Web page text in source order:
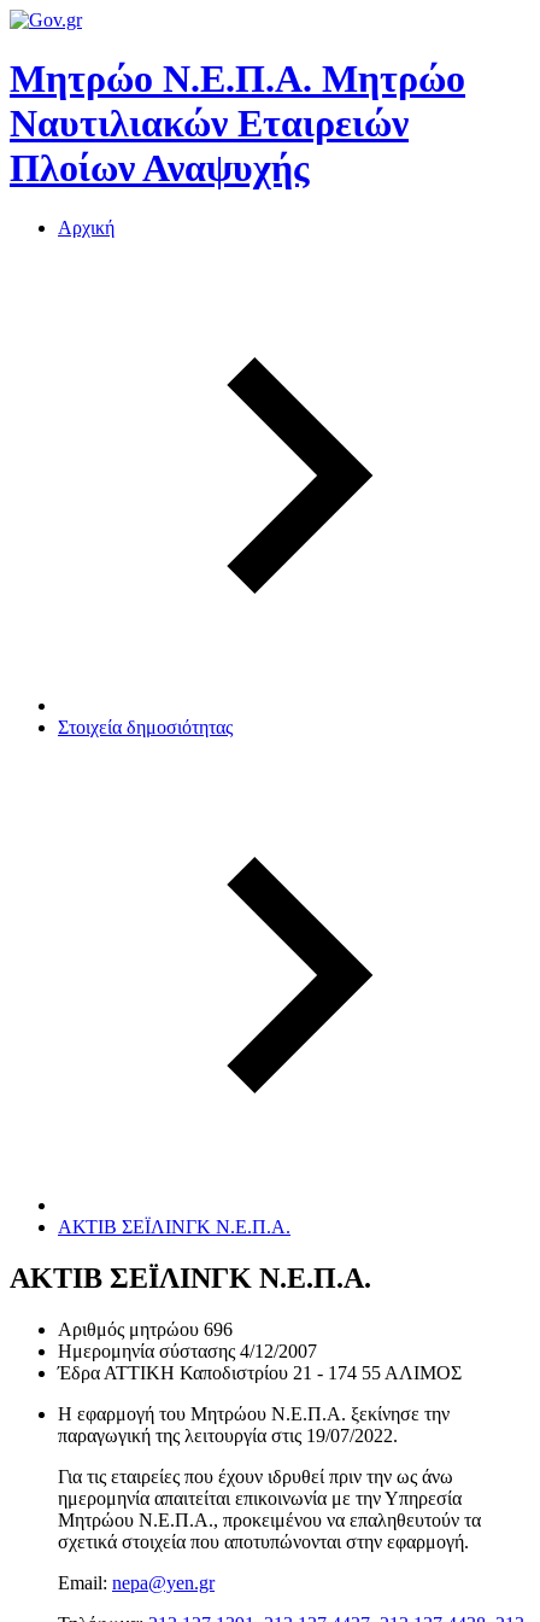
Μητρώο Ν.Ε.Π.Α. Μητρώο
Ναυτιλιακών Εταιρειών
Πλοίων Αναψυχής
Αρχική
Στοιχεία δημοσιότητας
ΑΚΤΙΒ ΣΕΪΛΙΝΓΚ Ν.Ε.Π.Α.
ΑΚΤΙΒ ΣΕΪΛΙΝΓΚ Ν.Ε.Π.Α.
Αριθμός μητρώου 696
Ημερομηνία σύστασης 4/12/2007
Έδρα ΑΤΤΙΚΗ Καποδιστρίου 21 - 174 55 ΑΛΙΜΟΣ
Η εφαρμογή του Μητρώου Ν.Ε.Π.Α. ξεκίνησε την
παραγωγική της λειτουργία στις 19/07/2022.
Για τις εταιρείες που έχουν ιδρυθεί πριν την ως άνω
ημερομηνία απαιτείται επικοινωνία με την Υπηρεσία
Μητρώου Ν.Ε.Π.Α., προκειμένου να επαληθευτούν τα
σχετικά στοιχεία που αποτυπώνονται στην εφαρμογή.
Email: nepa@yen.gr